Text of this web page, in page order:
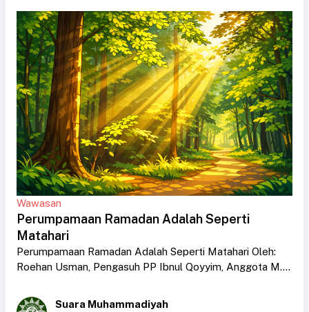
Wawasan
Perumpamaan Ramadan Adalah Seperti
Matahari
Perumpamaan Ramadan Adalah Seperti Matahari Oleh:
Roehan Usman, Pengasuh PP Ibnul Qoyyim, Anggota M....
Suara Muhammadiyah